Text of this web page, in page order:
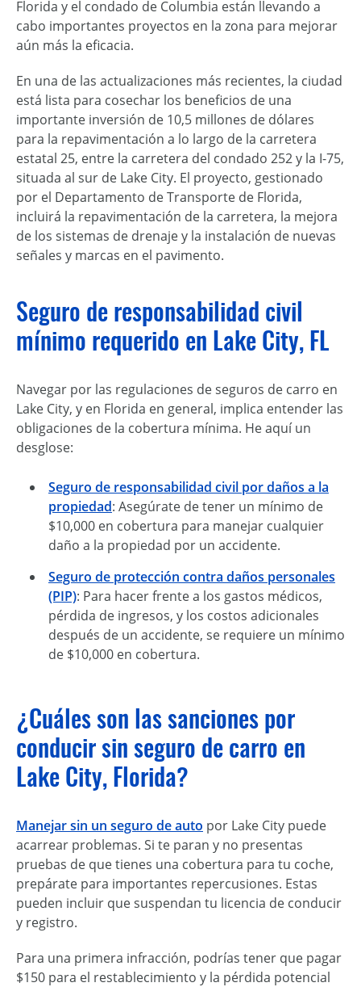
Florida y el condado de Columbia están llevando a
cabo importantes proyectos en la zona para mejorar
aún más la eficacia.
En una de las actualizaciones más recientes, la ciudad
está lista para cosechar los beneficios de una
importante inversión de 10,5 millones de dólares
para la repavimentación a lo largo de la carretera
estatal 25, entre la carretera del condado 252 y la I-75,
situada al sur de Lake City. El proyecto, gestionado
por el Departamento de Transporte de Florida,
incluirá la repavimentación de la carretera, la mejora
de los sistemas de drenaje y la instalación de nuevas
señales y marcas en el pavimento.
Seguro de responsabilidad civil
mínimo requerido en Lake City, FL
Navegar por las regulaciones de seguros de carro en
Lake City, y en Florida en general, implica entender las
obligaciones de la cobertura mínima. He aquí un
desglose:
Seguro de responsabilidad civil por daños a la
propiedad: Asegúrate de tener un mínimo de
$10,000 en cobertura para manejar cualquier
daño a la propiedad por un accidente.
Seguro de protección contra daños personales
(PIP): Para hacer frente a los gastos médicos,
pérdida de ingresos, y los costos adicionales
después de un accidente, se requiere un mínimo
de $10,000 en cobertura.
¿Cuáles son las sanciones por
conducir sin seguro de carro en
Lake City, Florida?
Manejar sin un seguro de auto por Lake City puede
acarrear problemas. Si te paran y no presentas
pruebas de que tienes una cobertura para tu coche,
prepárate para importantes repercusiones. Estas
pueden incluir que suspendan tu licencia de conducir
y registro.
Para una primera infracción, podrías tener que pagar
$150 para el restablecimiento y la pérdida potencial